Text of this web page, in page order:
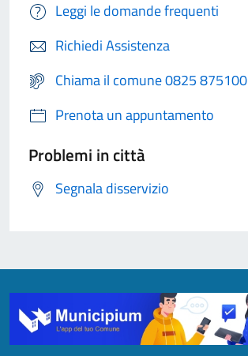
Leggi le domande frequenti
Richiedi Assistenza
Chiama il comune 0825 875100
Prenota un appuntamento
Problemi in città
Segnala disservizio